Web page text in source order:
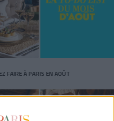
FAIRE À PARIS EN AOÛT